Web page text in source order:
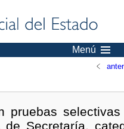
Menú
pruebas
Secretaría,